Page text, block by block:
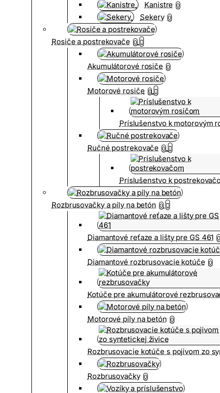
Kanistre 0
Sekery 0
Rosiče a postrekovače 0
Akumulátorové rosiče 0
Motorové rosiče 0
Príslušenstvo k motorovým
Ručné postrekovače 0
Príslušenstvo k
Rozbrusovačky a píly na betón 0
Diamantové reťaze a lišty pre GS 461
Diamantové rozbrusovacie kotúče 0
Kotúče pre akumulátorové
Motorové píly na betón 0
Rozbrusovacie kotúče s pojivom zo
Rozbrusovačky 0